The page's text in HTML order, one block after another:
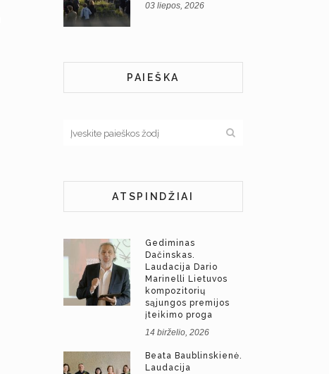
03 liepos, 2026
PAIEŠKA
ATSPINDŽIAI
Gediminas
Dačinskas.
Laudacija Dario
Marinelli Lietuvos
kompozitorių
sąjungos premijos
įteikimo proga
14 birželio, 2026
Beata Baublinskienė.
Laudacija